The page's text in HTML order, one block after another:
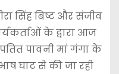
सिंह बिष्ट और संजीव
के द्वारा आज
पावनी मां गंगा के
घाट से की जा रही